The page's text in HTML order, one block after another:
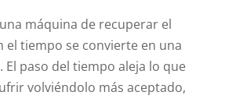
máquina de recuperar el
el tiempo se convierte en una
paso del tiempo aleja lo que
volviéndolo más aceptado,